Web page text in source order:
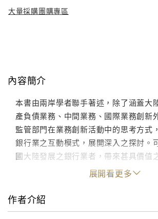
大量採購團購專區
內容簡介
本書由兩岸學者聯手著述，除了涵蓋大
產負債業務、中間業務、國際業務創新
監管部門在業務創新活動中的思考方式
銀行業之互動模式，展開深入之探討。
國大陸發展之銀行業者，帶來甚具價值
展開看更多
作者介紹